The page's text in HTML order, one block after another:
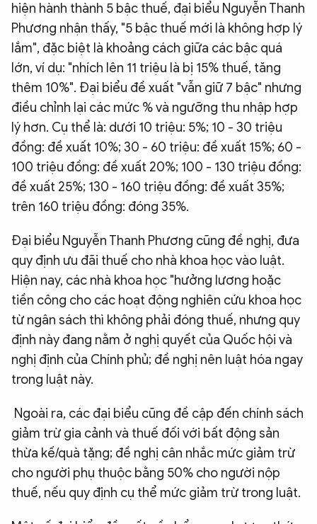
hiện hành thành 5 bậc thuế, đại biểu Nguyễn Thanh
Phương nhận thấy, "5 bậc thuế mới là không hợp lý
lắm", đặc biệt là khoảng cách giữa các bậc quá
lớn, ví dụ: "nhích lên 11 triệu là bị 15% thuế, tăng
thêm 10%". Đại biểu đề xuất "vẫn giữ 7 bậc" nhưng
điều chỉnh lại các mức % và ngưỡng thu nhập hợp
lý hơn. Cụ thể là: dưới 10 triệu: 5%; 10 - 30 triệu
đồng: đề xuất 10%; 30 - 60 triệu: đề xuất 15%; 60 -
100 triệu đồng: đề xuất 20%; 100 - 130 triệu đồng:
đề xuất 25%; 130 - 160 triệu đồng: đề xuất 35%;
trên 160 triệu đồng: đóng 35%.
Đại biểu Nguyễn Thanh Phương cũng đề nghị, đưa
quy định ưu đãi thuế cho nhà khoa học vào luật.
Hiện nay, các nhà khoa học "hưởng lương hoặc
tiền công cho các hoạt động nghiên cứu khoa học
từ ngân sách thì không phải đóng thuế, nhưng quy
định này đang nằm ở nghị quyết của Quốc hội và
nghị định của Chính phủ; đề nghị nên luật hóa ngay
trong luật này.
Ngoài ra, các đại biểu cũng đề cập đến chính sách
giảm trừ gia cảnh và thuế đối với bất động sản
thừa kế/quà tặng; đề nghị cân nhắc mức giảm trừ
cho người phụ thuộc bằng 50% cho người nộp
thuế, nếu quy định cụ thể mức giảm trừ trong luật.